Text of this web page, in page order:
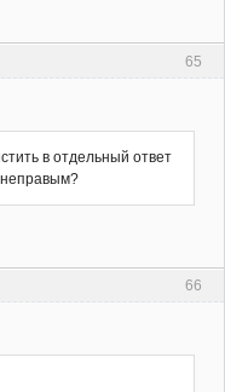
65
в отдельный ответ
неправым?
66